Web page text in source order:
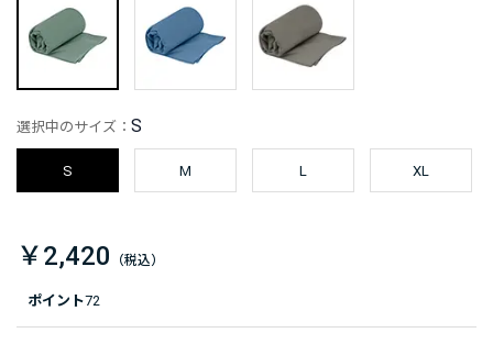
ポイント72
選択中のサイズ： S
S M L XL
￥2,420